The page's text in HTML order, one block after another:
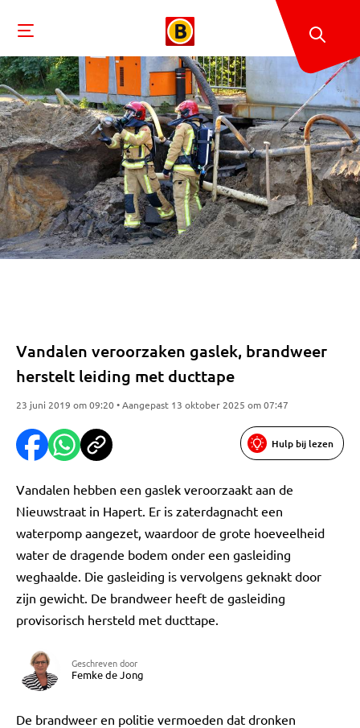
Vandalen veroorzaken gaslek, brandweer
herstelt leiding met ducttape
23 juni 2019 om 09:20 • Aangepast 13 oktober 2025 om 07:47
Hulp bij lezen
Vandalen hebben een gaslek veroorzaakt aan de
Nieuwstraat in Hapert. Er is zaterdagnacht een
waterpomp aangezet, waardoor de grote hoeveelheid
water de dragende bodem onder een gasleiding
weghaalde. Die gasleiding is vervolgens geknakt door
zijn gewicht. De brandweer heeft de gasleiding
provisorisch hersteld met ducttape.
Geschreven door
Femke de Jong
De brandweer en politie vermoeden dat dronken